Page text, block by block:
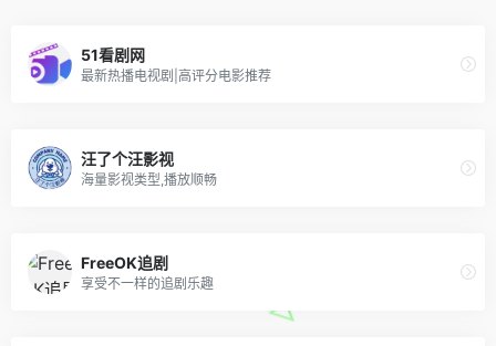
51看剧网
最新热播电视剧|高评分电影推荐
汪了个汪影视
海量影视类型,播放顺畅
FreeOK追剧
享受不一样的追剧乐趣